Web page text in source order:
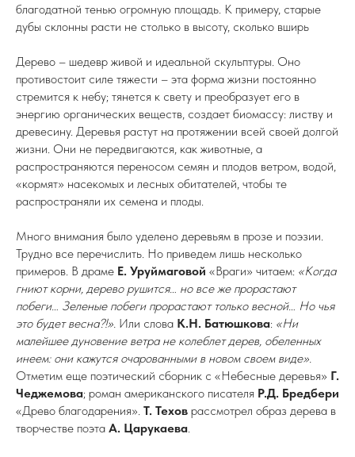
благодатной тенью огромную площадь. К примеру, старые
дубы склонны расти не столько в высоту, сколько вширь
Дерево – шедевр живой и идеальной скульптуры. Оно
противостоит силе тяжести – эта форма жизни постоянно
стремится к небу; тянется к свету и преобразует его в
энергию органических веществ, создает биомассу: листву и
древесину. Деревья растут на протяжении всей своей долгой
жизни. Они не передвигаются, как животные, а
распространяются переносом семян и плодов ветром, водой,
«кормят» насекомых и лесных обитателей, чтобы те
распространяли их семена и плоды.
Много внимания было уделено деревьям в прозе и поэзии.
Трудно все перечислить. Но приведем лишь несколько
примеров. В драме Е. Уруймаговой «Враги» читаем: «Когда
гниют корни, дерево рушится… но все же прорастают
побеги… Зеленые побеги прорастают только весной… Но чья
это будет весна?!». Или слова К.Н. Батюшкова: «Ни
малейшее дуновение ветра не колеблет дерев, обеленных
инеем: они кажутся очарованными в новом своем виде».
Отметим еще поэтический сборник с «Небесные деревья» Г.
Чеджемова; роман американского писателя Р.Д. Бредбери
«Древо благодарения». Т. Техов рассмотрел образ дерева в
творчестве поэта А. Царукаева.